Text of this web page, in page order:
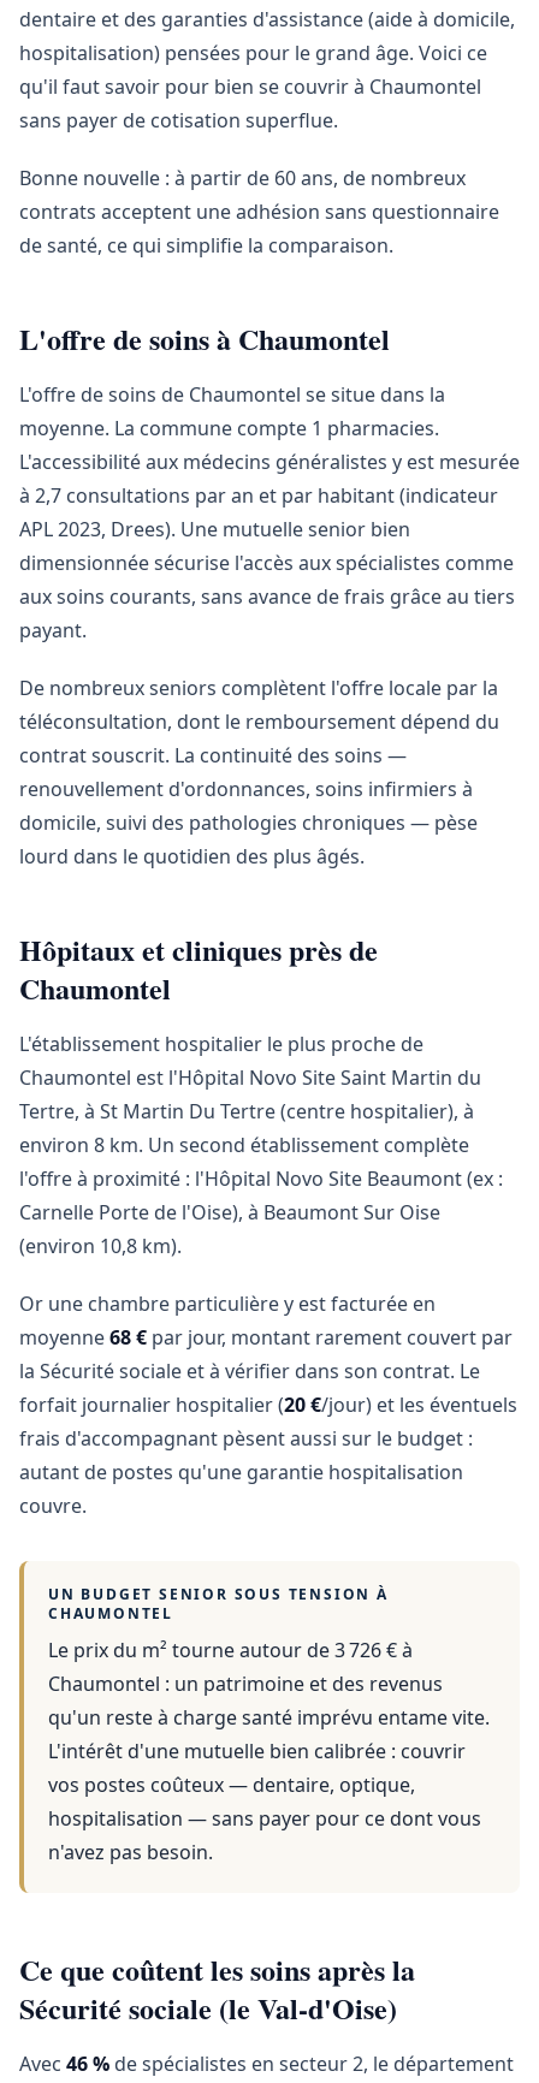
dentaire et des garanties d'assistance (aide à domicile,
hospitalisation) pensées pour le grand âge. Voici ce
qu'il faut savoir pour bien se couvrir à Chaumontel
sans payer de cotisation superflue.
Bonne nouvelle : à partir de 60 ans, de nombreux
contrats acceptent une adhésion sans questionnaire
de santé, ce qui simplifie la comparaison.
L'offre de soins à Chaumontel
L'offre de soins de Chaumontel se situe dans la
moyenne. La commune compte 1 pharmacies.
L'accessibilité aux médecins généralistes y est mesurée
à 2,7 consultations par an et par habitant (indicateur
APL 2023, Drees). Une mutuelle senior bien
dimensionnée sécurise l'accès aux spécialistes comme
aux soins courants, sans avance de frais grâce au tiers
payant.
De nombreux seniors complètent l'offre locale par la
téléconsultation, dont le remboursement dépend du
contrat souscrit. La continuité des soins —
renouvellement d'ordonnances, soins infirmiers à
domicile, suivi des pathologies chroniques — pèse
lourd dans le quotidien des plus âgés.
Hôpitaux et cliniques près de
Chaumontel
L'établissement hospitalier le plus proche de
Chaumontel est l'Hôpital Novo Site Saint Martin du
Tertre, à St Martin Du Tertre (centre hospitalier), à
environ 8 km. Un second établissement complète
l'offre à proximité : l'Hôpital Novo Site Beaumont (ex :
Carnelle Porte de l'Oise), à Beaumont Sur Oise
(environ 10,8 km).
Or une chambre particulière y est facturée en
moyenne68 € par jour, montant rarement couvert par
la Sécurité sociale et à vérifier dans son contrat. Le
forfait journalier hospitalier (20 €/jour) et les éventuels
frais d'accompagnant pèsent aussi sur le budget :
autant de postes qu'une garantie hospitalisation
couvre.
UN BUDGET SENIOR SOUS TENSION À
CHAUMONTEL
Le prix du m² tourne autour de 3 726 €à
Chaumontel : un patrimoine et des revenus
qu'un reste à charge santé imprévu entame vite.
L'intérêt d'une mutuelle bien calibrée : couvrir
vos postes coûteux — dentaire, optique,
hospitalisation — sans payer pour ce dont vous
n'avez pas besoin.
Ce que coûtent les soins après la
Sécurité sociale (le Val-d'Oise)
Avec 46 % de spécialistes en secteur 2, le département